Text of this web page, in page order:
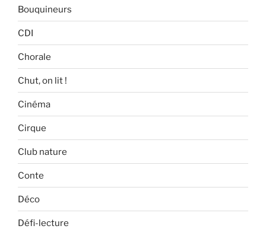
Bouquineurs
CDI
Chorale
Chut, on lit !
Cinéma
Cirque
Club nature
Conte
Déco
Défi-lecture